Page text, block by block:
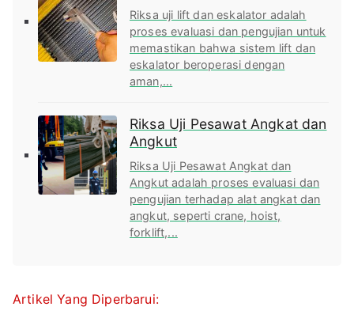
Riksa uji lift dan eskalator adalah
proses evaluasi dan pengujian untuk
memastikan bahwa sistem lift dan
eskalator beroperasi dengan
aman,...
Riksa Uji Pesawat Angkat dan
Angkut
Riksa Uji Pesawat Angkat dan
Angkut adalah proses evaluasi dan
pengujian terhadap alat angkat dan
angkut, seperti crane, hoist,
forklift,...
Artikel Yang Diperbarui: